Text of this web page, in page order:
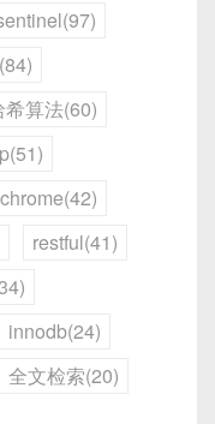
希算法(60)
chrome(42)
restful(41)
innodb(24)
全文检索(20)